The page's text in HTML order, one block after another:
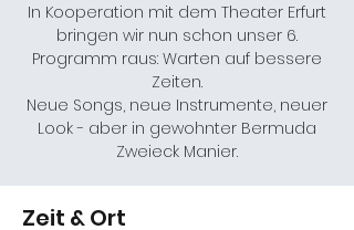
In Kooperation mit dem Theater Erfurt
bringen wir nun schon unser 6.
Programm raus: Warten auf bessere
Zeiten.
Neue Songs, neue Instrumente, neuer
Look - aber in gewohnter Bermuda
Zweieck Manier.
Zeit & Ort